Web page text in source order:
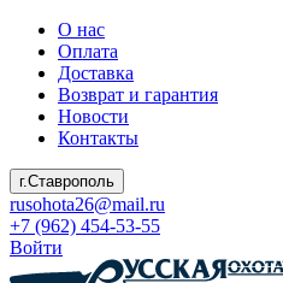
О нас
Оплата
Доставка
Возврат и гарантия
Новости
Контакты
г.Ставрополь
rusohota26@mail.ru
+7 (962) 454-53-55
Войти